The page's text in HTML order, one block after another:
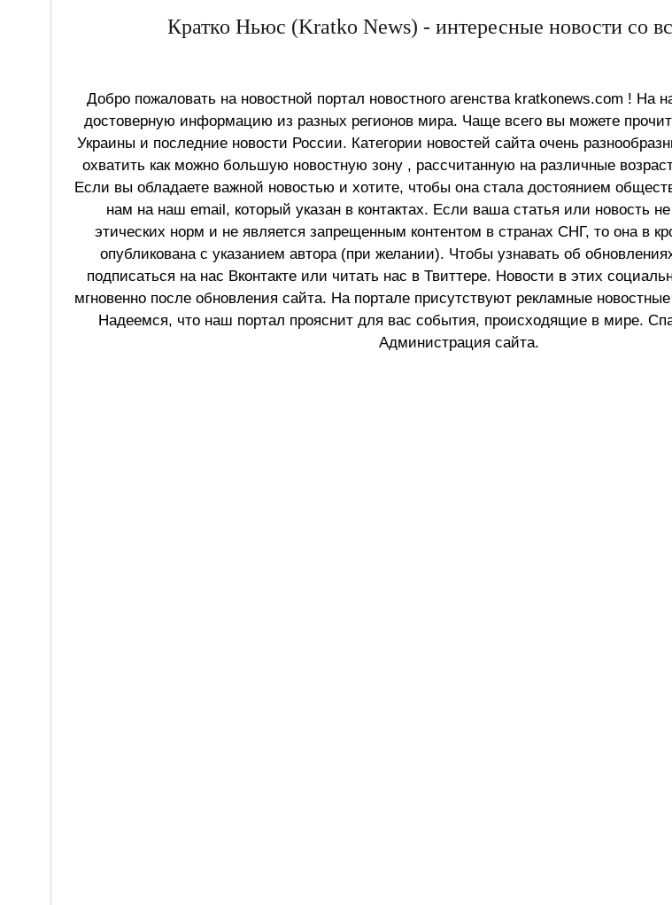
Кратко Ньюс (Kratko News) - интересные новости со
Добро пожаловать на новостной портал новостного агенства kratkonews.com ! На
достоверную информацию из разных регионов мира. Чаще всего вы можете
Украины и последние новости России. Категории новостей сайта очень
охватить как можно большую новостную зону , рассчитанную на различные
Если вы обладаете важной новостью и хотите, чтобы она стала достоянием
нам на наш email, который указан в контактах. Если ваша статья или новость
этических норм и не является запрещенным контентом в странах СНГ, то она в
опубликована с указанием автора (при желании). Чтобы узнавать об
подписаться на нас Вконтакте или читать нас в Твиттере. Новости в этих
мгновенно после обновления сайта. На портале присутствуют рекламные
Надеемся, что наш портал прояснит для вас события, происходящие в мире.
Администрация сайта.